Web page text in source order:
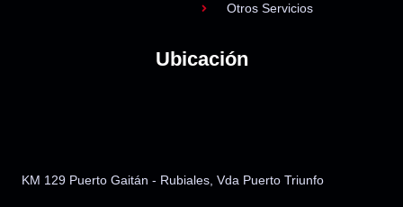
Otros Servicios
Ubicación
KM 129 Puerto Gaitán - Rubiales, Vda Puerto Triunfo